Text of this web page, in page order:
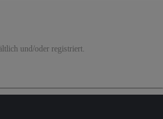
und/oder registriert.